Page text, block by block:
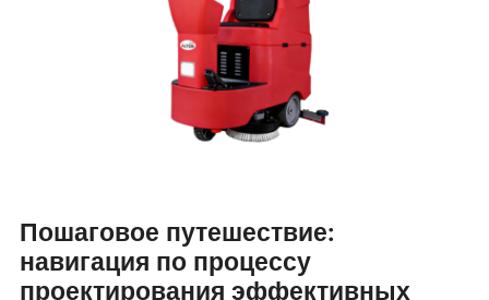
Пошаговое путешествие:
навигация по процессу
проектирования эффективных